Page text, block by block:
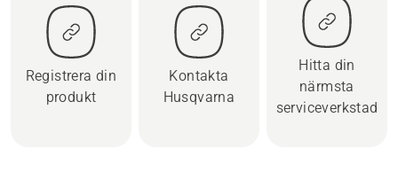
Registrera din
produkt
Kontakta
Husqvarna
Hitta din
närmsta
serviceverkstad